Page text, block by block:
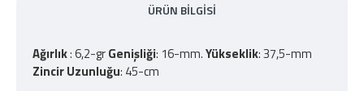
ÜRÜN BILGISI
Ağırlık: 6,2-grGenişliği: 16-mm.Yükseklik: 37,5-mm
Zincir Uzunluğu: 45-cm